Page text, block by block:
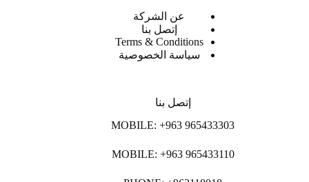
عن الشركة
إتصل بنا
Terms & Conditions
سياسة الخصوصية
إتصل بنا
MOBILE: +963 965433303
MOBILE: +963 965433110